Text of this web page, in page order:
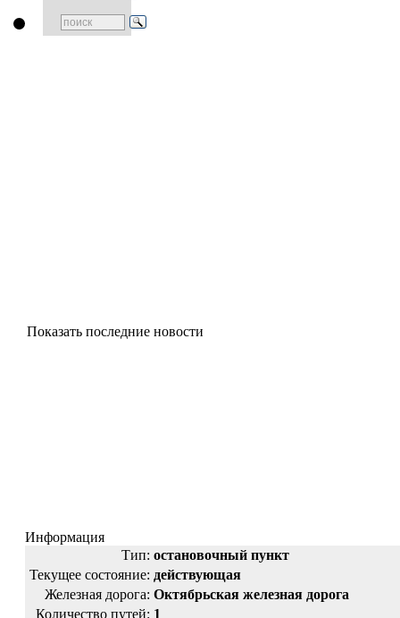
Показать последние новости
Информация
Тип: остановочный пункт
Текущее состояние: действующая
Железная дорога: Октябрьская железная дорога
Количество путей: 1